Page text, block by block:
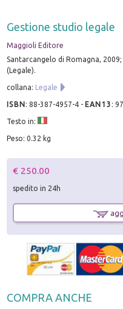
Gestione studio legale
Maggioli Editore
Santarcangelo di Romagna, 2009;
(Legale).
collana: Legale
ISBN:88-387-4957-4 - EAN13 :
Testo in:
Peso: 0.32 kg
€ 250.00
spedito in 24h
COMPRA ANCHE